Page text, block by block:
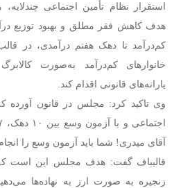
استقرار نظام تأمین اجتماعی
هدف کاهش فقر مطلق و بهبود توزیع
کم‌درآمد تا دهک هفتم درآمدی، در
خانوارهای کم‌درآمد به‌صورت
یارانه‌های قانونی اقدام کند.
وی تاکید کرد: مجلس در قانون آورده
آقای میدری! شما باید آزمون وسع را
قالیباف گفت: هدف مجلس این است که
زنجیره به صورت ارز به نهاده‌ها